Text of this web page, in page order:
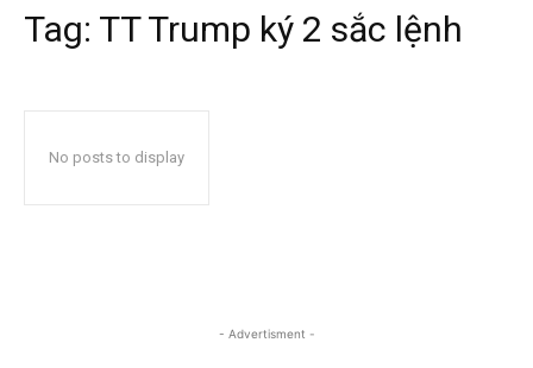
Tag: TT Trump ký 2 sắc lệnh
No posts to display
- Advertisment -